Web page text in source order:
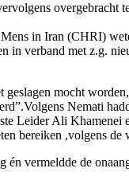
overgebracht
Mens in Iran (CHRI)
in verband met z.g.
geslagen mocht
Nemati
Leider Ali Khamenei
bereiken ,volgens de
én vermeldde de